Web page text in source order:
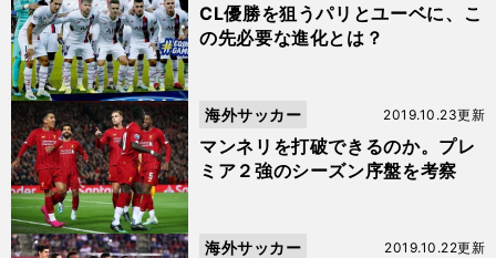
CL優勝を狙うパリとユーベに、こ
の先必要な進化とは？
マンネリを打破できるのか。プレ
ミア２強のシーズン序盤を考察
2019.10.23更新
海外サッカー
2019.10.22更新
海外サッカー